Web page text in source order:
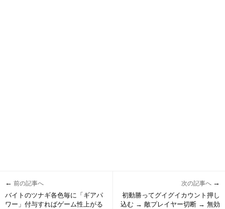
← 前の記事へ
バイトのツナギ各色毎に「ギアパ
ワー」付与すればゲーム性上がる
次の記事へ →
初動勝ってグイグイカウント押し
込む → 敵プレイヤー切断 → 無効